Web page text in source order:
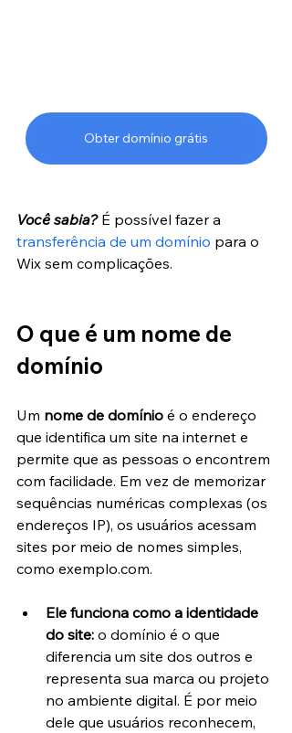
Obter domínio grátis
Você sabia? É possível fazer a
transferência de um domínio para o
Wix sem complicações.
O que é um nome de
domínio
Um nome de domínio é o endereço
que identifica um site na internet e
permite que as pessoas o encontrem
com facilidade. Em vez de memorizar
sequências numéricas complexas (os
endereços IP), os usuários acessam
sites por meio de nomes simples,
como exemplo.com.
Ele funciona como a identidade
do site: o domínio é o que
diferencia um site dos outros e
representa sua marca ou projeto
no ambiente digital. É por meio
dele que usuários reconhecem,